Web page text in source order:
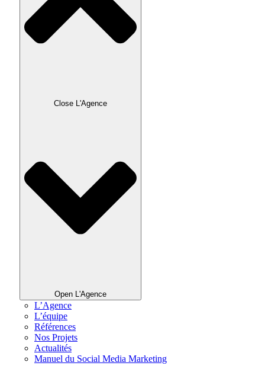
Close L'Agence
Open L'Agence
L’Agence
L’équipe
Références
Nos Projets
Actualités
Manuel du Social Media Marketing